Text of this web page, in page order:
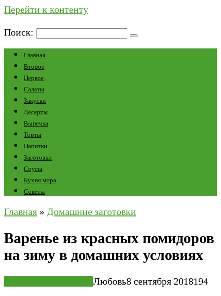
Перейти к контенту
Поиск:
Главная
Второе
Первое
Салаты
Закуски
Десерты
Выпечка
Торты
Напитки
Заготовки
Соусы
Кухня мира
Советы
Главная » Домашние заготовки
Варенье из красных помидоров
на зиму в домашних условиях
Любовь8 сентября 2018194